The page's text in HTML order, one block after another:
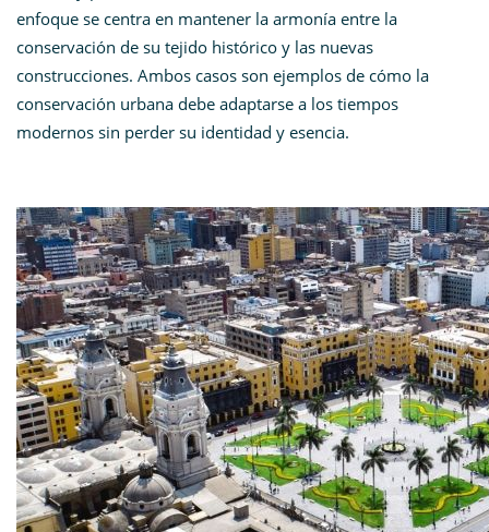
enfoque se centra en mantener la armonía entre la
conservación de su tejido histórico y las nuevas
construcciones. Ambos casos son ejemplos de cómo la
conservación urbana debe adaptarse a los tiempos
modernos sin perder su identidad y esencia.